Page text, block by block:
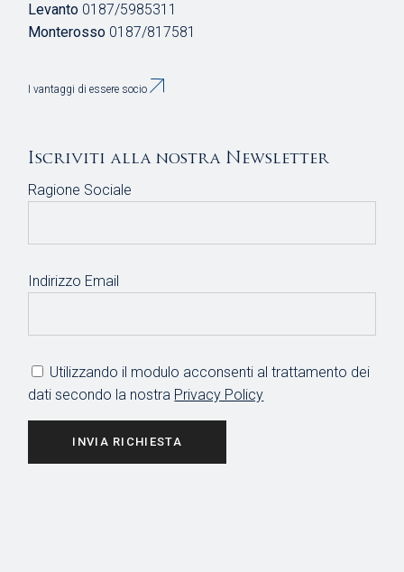
Levanto 0187/5985311
Monterosso 0187/817581
I vantaggi di essere socio
Iscriviti alla nostra Newsletter
Ragione Sociale
Indirizzo Email
Utilizzando il modulo acconsenti al trattamento dei
dati secondo la nostra Privacy Policy
INVIA RICHIESTA